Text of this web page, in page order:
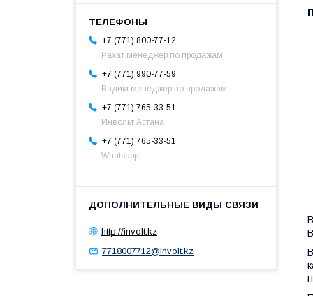
+7 (771) 800-77-12
Рахат менеджер по продажам
+7 (771) 990-77-59
Вадим менеджер по продажам
+7 (771) 765-33-51
Инвольт Астана
+7 (771) 765-33-51
Whatsapp
http://involt.kz
7718007712@involt.kz